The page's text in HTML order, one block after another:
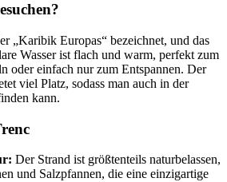
„Karibik Europas“ bezeichnet, und das
Wasser ist flach und warm, perfekt zum
oder einfach nur zum Entspannen. Der
viel Platz, sodass man auch in der
kann.
Der Strand ist größtenteils naturbelassen,
und Salzpfannen, die eine einzigartige